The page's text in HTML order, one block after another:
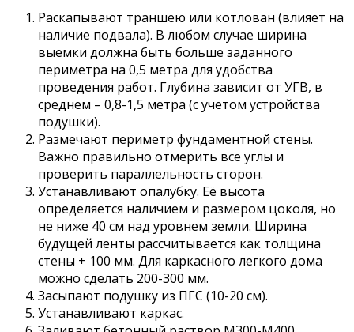
Раскапывают траншею или котлован (влияет на
наличие подвала). В любом случае ширина
выемки должна быть больше заданного
периметра на 0,5 метра для удобства
проведения работ. Глубина зависит от УГВ, в
среднем – 0,8-1,5 метра (с учетом устройства
подушки).
Размечают периметр фундаментной стены.
Важно правильно отмерить все углы и
проверить параллельность сторон.
Устанавливают опалубку. Её высота
определяется наличием и размером цоколя, но
не ниже 40 см над уровнем земли. Ширина
будущей ленты рассчитывается как толщина
стены + 100 мм. Для каркасного легкого дома
можно сделать 200-300 мм.
Засыпают подушку из ПГС (10-20 см).
Устанавливают каркас.